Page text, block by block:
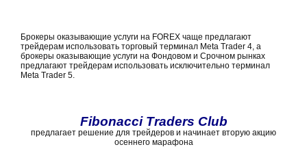
Брокеры оказывающие услуги на FOREX чаще предлагают
трейдерам использовать торговый терминал Meta Trader 4, а
брокеры оказывающие услуги на Фондовом и Срочном рынках
предлагают трейдерам использовать исключительно терминал
Meta Trader 5.
Fibonacci Traders Club
предлагает решение для трейдеров и начинает вторую акцию
осеннего марафона